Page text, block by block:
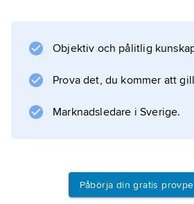
består nästan helt av
gravfält av äldre
märks ett gravfält med bland
monumental stenkrets av 24
Objektiv och pålitlig
Prova det, du kommer att
Marknadsledare i Sverige.
Påbörja din gratis